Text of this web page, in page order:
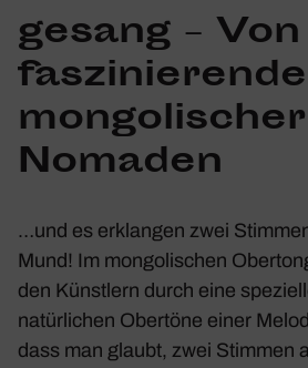
ge­sang –
mongo­li­scher
Nomaden
…und es erklangen zwei
Mund! Im mongo­li­schen
den Künst­lern durch eine
natür­li­chen Ober­töne einer
dass man glaubt, zwei Stimmen